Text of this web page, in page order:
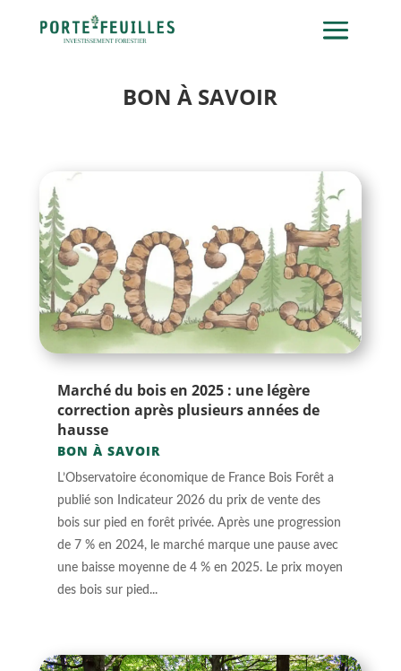
BON À SAVOIR
Marché du bois en 2025 : une légère
correction après plusieurs années de
hausse
BON À SAVOIR
L’Observatoire économique de France Bois Forêt a
publié son Indicateur 2026 du prix de vente des
bois sur pied en forêt privée. Après une progression
de 7 % en 2024, le marché marque une pause avec
une baisse moyenne de 4 % en 2025. Le prix moyen
des bois sur pied...